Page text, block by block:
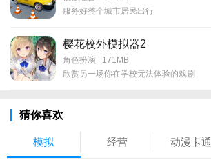
服务好整个城市居民出行
樱花校外模拟器2
角色扮演 | 171MB
欣赏另一场你在学校无法体验的戏剧
猜你喜欢
模拟 经营 动漫卡通